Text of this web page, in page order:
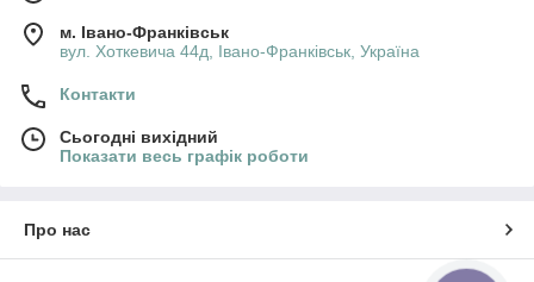
м. Івано-Франківськ
вул. Хоткевича 44д, Івано-Франківськ, Україна
Контакти
Сьогодні вихідний
Показати весь графік роботи
Про нас